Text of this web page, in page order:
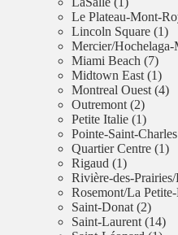
Le Plateau-Mont-
Lincoln Square (1)
Mercier/Hochelaga-
Miami Beach (7)
Midtown East (1)
Montreal Ouest (4)
Outremont (2)
Petite Italie (1)
Pointe-Saint-
Quartier Centre (1)
Rigaud (1)
Rivière-des-
Rosemont/La
Saint-Donat (2)
Saint-Laurent (14)